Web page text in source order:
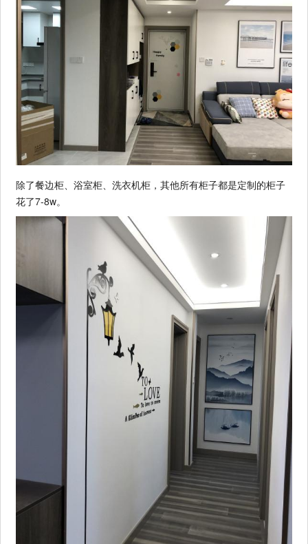
除了餐边柜、浴室柜、洗衣机柜，其他所有柜子都是定制的柜子
花了7-8w。